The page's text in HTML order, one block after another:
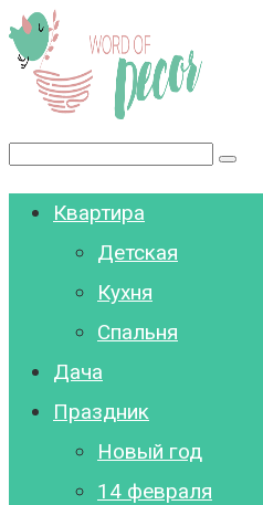
Перейти
к
контенту
Поиск:
Квартира
Детская
Кухня
Спальня
Дача
Праздник
Новый год
14 февраля